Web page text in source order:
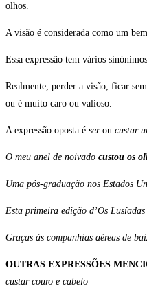
olhos.
A visão é considerada como um
Essa expressão tem vários
Realmente, perder a visão, ficar
ou é muito caro ou valioso.
A expressão oposta é serou custar
O meu anel de noivado custou os
Uma pós-graduação nos Estados
Esta primeira edição d’Os Lusíadas
Graças às companhias aéreas de
OUTRAS EXPRESSÕES
custar couro e cabelo